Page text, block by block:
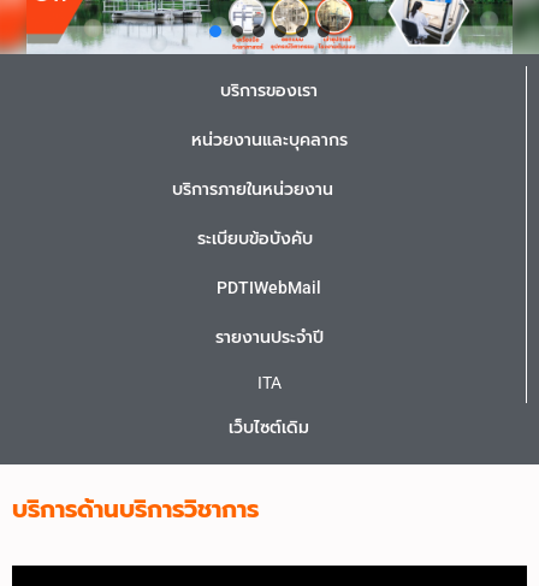
บริการของเรา
หน่วยงานและบุคลากร
บริการภายในหน่วยงาน
ระเบียบข้อบังคับ
PDTIWebMail
รายงานประจำปี
ITA
เว็บไซต์เดิม
บริการด้านบริการวิชาการ